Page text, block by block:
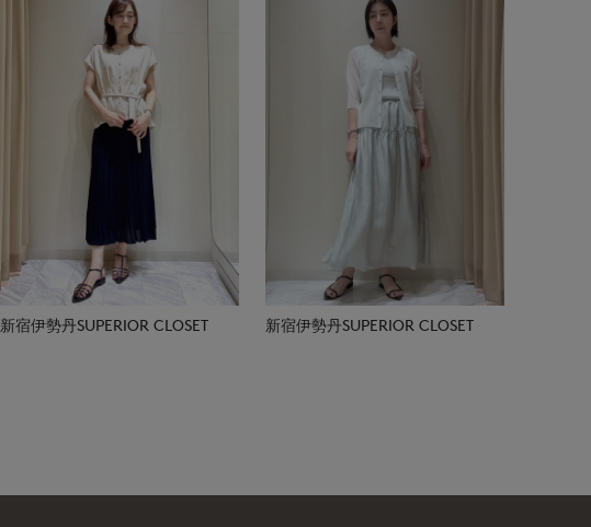
新宿伊勢丹SUPERIOR CLOSET 新宿伊勢丹SUPERIOR CLOSET